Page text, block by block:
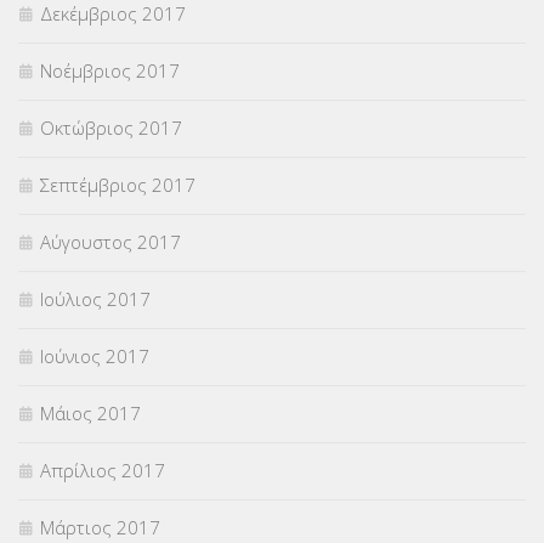
Δεκέμβριος 2017
Νοέμβριος 2017
Οκτώβριος 2017
Σεπτέμβριος 2017
Αύγουστος 2017
Ιούλιος 2017
Ιούνιος 2017
Μάιος 2017
Απρίλιος 2017
Μάρτιος 2017